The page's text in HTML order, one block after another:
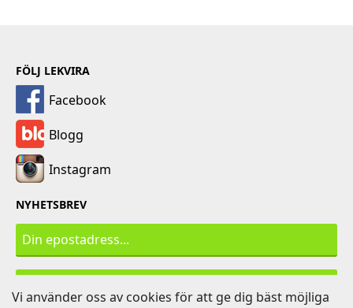
FÖLJ LEKVIRA
Facebook
Blogg
Instagram
NYHETSBREV
Vi använder oss av cookies för att ge dig bäst möjliga